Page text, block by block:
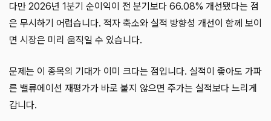
다만 2026년 1분기 순이익이 전 분기보다 66.08% 개선됐다는 점
은 무시하기 어렵습니다. 적자 축소와 실적 방향성 개선이 함께 보이
면 시장은 미리 움직일 수 있습니다.
문제는 이 종목의 기대가 이미 크다는 점입니다. 실적이 좋아도 가파
른 밸류에이션 재평가가 바로 붙지 않으면 주가는 실적보다 느리게
갑니다.